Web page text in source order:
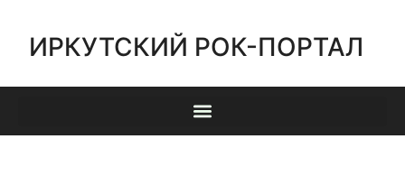
ИРКУТСКИЙ РОК-ПОРТАЛ